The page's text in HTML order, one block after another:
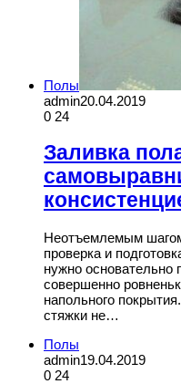
Полы
admin20.04.2019
0 24
Заливка
Неотъемлемым
проверка и
нужно основательно
совершенно
напольного
стяжки не…
Полы
admin19.04.2019
0 24